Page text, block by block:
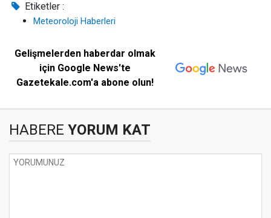
Etiketler :
Meteoroloji Haberleri
Gelişmelerden haberdar olmak
için Google News'te
Gazetekale.com'a abone olun!
HABERE YORUM KAT